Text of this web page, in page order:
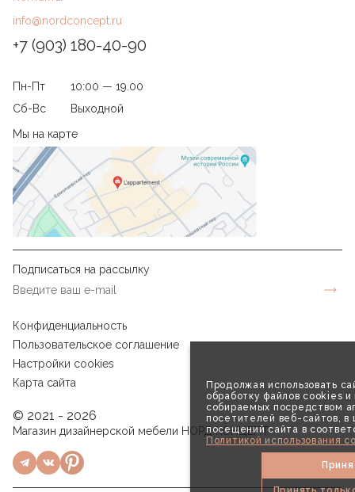
Продолжая использовать
обработку файлов cookies и
собираемых посредством
посетителей веб-сайтов, в
посещений сайта в
Политикой использования
info@nordconcept.ru
+7 (903) 180-40-90
Пн-Пт
10:00 — 19.00
Сб-Вс
Выходной
Мы на карте
Подписаться на рассылку
Конфиденциальность
Пользовательское соглашение
Настройки cookies
Карта сайта
© 2021 - 2026
Магазин дизайнерской мебели НОРД КОНЦЕПТ